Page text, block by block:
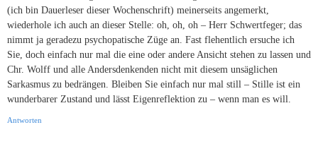
(ich bin Dauerleser dieser Wochenschrift) meinerseits angemerkt,
wiederhole ich auch an dieser Stelle: oh, oh, oh – Herr Schwertfeger; das
nimmt ja geradezu psychopatische Züge an. Fast flehentlich ersuche ich
Sie, doch einfach nur mal die eine oder andere Ansicht stehen zu lassen und
Chr. Wolff und alle Andersdenkenden nicht mit diesem unsäglichen
Sarkasmus zu bedrängen. Bleiben Sie einfach nur mal still – Stille ist ein
wunderbarer Zustand und lässt Eigenreflektion zu – wenn man es will.
Antworten